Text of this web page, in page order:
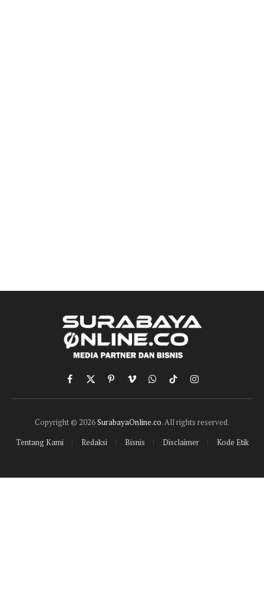
Facebook
X
(Twitter)
PinterestVimeoWhatsApp
TikTokInstagram
Copyright © 2026SurabayaOnline.co. All rights reserved.
Tentang Kami
Redaksi Bisnis Disclaimer Kode Etik